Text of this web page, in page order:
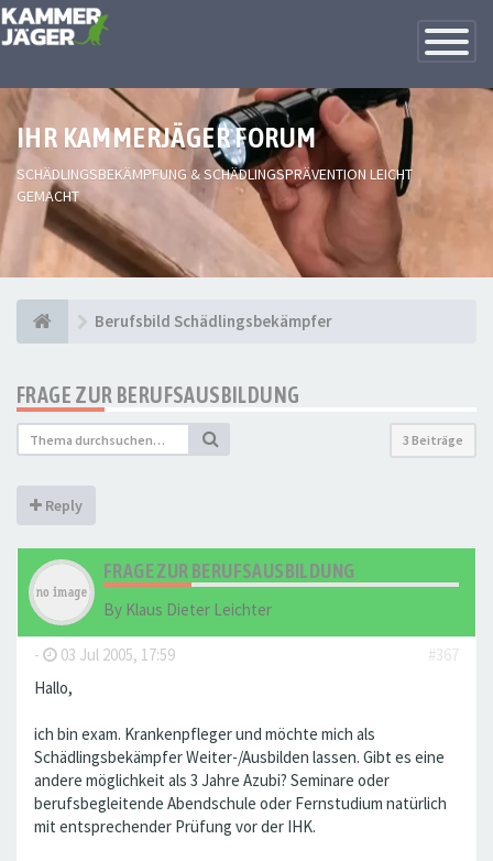
Toggle
IHR KAMMERJÄGER FORUM
SCHÄDLINGSBEKÄMPFUNG & SCHÄDLINGSPRÄVENTION LEICHT
GEMACHT
Berufsbild Schädlingsbekämpfer
FRAGE ZUR BERUFSAUSBILDUNG
3 Beiträge
Reply
FRAGE ZUR BERUFSAUSBILDUNG
By Klaus Dieter Leichter
- 03 Jul 2005, 17:59
#367
Hallo,
ich bin exam. Krankenpfleger und möchte mich als
Schädlingsbekämpfer Weiter-/Ausbilden lassen. Gibt es eine
andere möglichkeit als 3 Jahre Azubi? Seminare oder
berufsbegleitende Abendschule oder Fernstudium natürlich
mit entsprechender Prüfung vor der IHK.